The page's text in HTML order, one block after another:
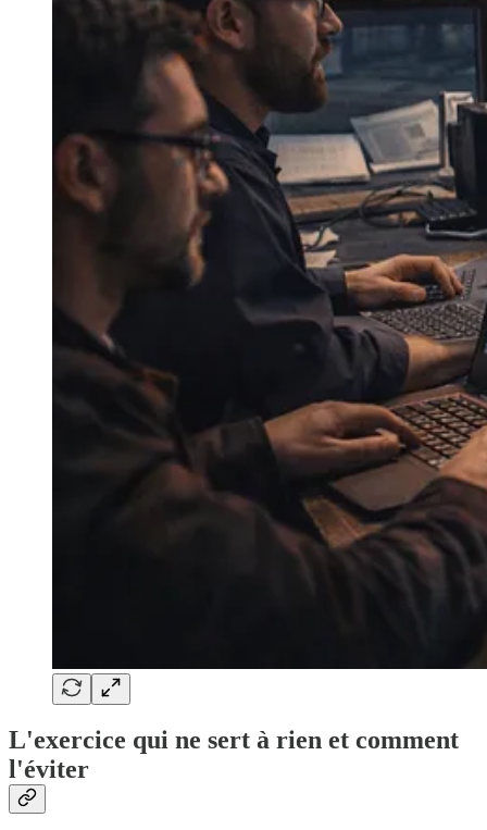
L'exercice qui ne sert à rien et comment
l'éviter